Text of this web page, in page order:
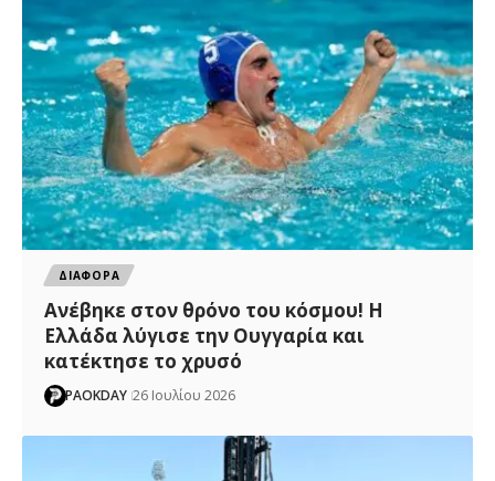
ΔΙΑΦΟΡΑ
Ανέβηκε στον θρόνο του κόσμου! Η
Ελλάδα λύγισε την Ουγγαρία και
κατέκτησε το χρυσό
PAOKDAY 26 Ιουλίου 2026